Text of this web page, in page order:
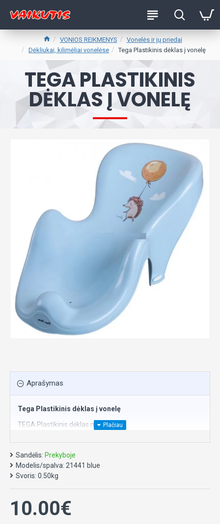
VONIOS REIKMENYS
Vonelės ir jų priedai
Dėkliukai, kilimėliai vonelėse
Tega Plastikinis dėklas į vonelę
TEGA PLASTIKINIS
DĖKLAS Į VONELĘ
Aprašymas
Tega Plastikinis dėklas į vonelę
TEGA Plastikinis dėklas maudymui
Sandėlis: Prekyboje
Modelis/spalva: 21441 blue
Svoris: 0.50kg
10.00€